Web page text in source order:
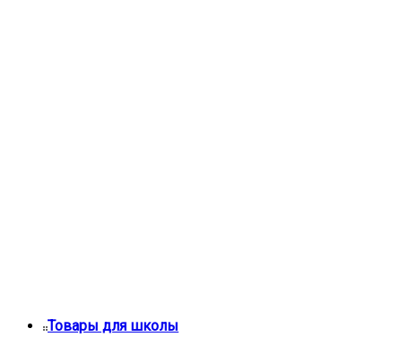
Товары для школы